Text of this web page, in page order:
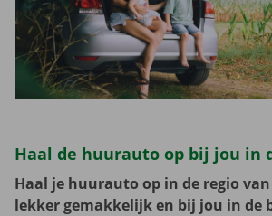
Haal de huurauto op bij jou in
Haal je huurauto op in de regio van
lekker gemakkelijk en bij jou in de